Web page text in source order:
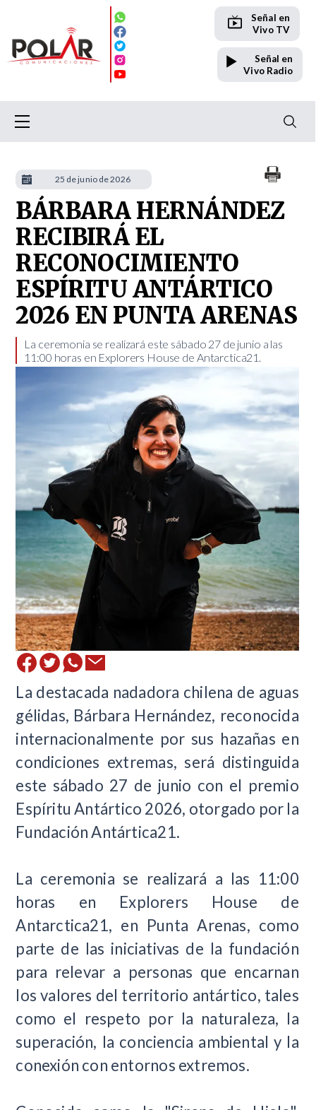
Señal en
Vivo TV
Señal en
Vivo Radio
BÁRBARA HERNÁNDEZ
RECIBIRÁ EL
RECONOCIMIENTO
ESPÍRITU ANTÁRTICO
2026 EN PUNTA ARENAS
La ceremonia se realizará este sábado 27 de junio a las
11:00 horas en Explorers House de Antarctica21.
La destacada nadadora chilena de aguas
gélidas, Bárbara Hernández, reconocida
internacionalmente por sus hazañas en
condiciones extremas, será distinguida
este sábado 27 de junio con el premio
Espíritu Antártico 2026, otorgado por la
Fundación Antártica21.
La ceremonia se realizará a las 11:00
horas en Explorers House de
Antarctica21, en Punta Arenas, como
parte de las iniciativas de la fundación
para relevar a personas que encarnan
los valores del territorio antártico, tales
como el respeto por la naturaleza, la
superación, la conciencia ambiental y la
conexión con entornos extremos.
25 de junio de 2026